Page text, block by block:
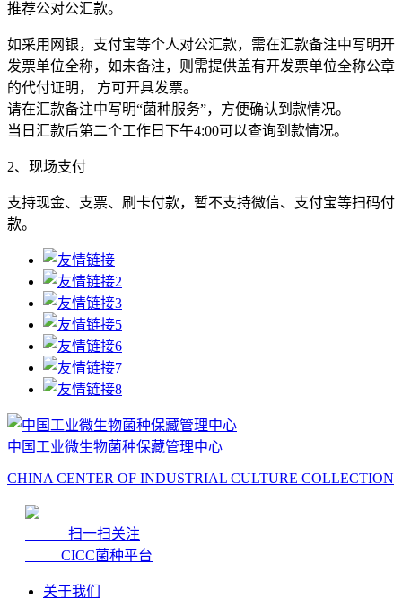
推荐公对公汇款。
如采用网银，支付宝等个人对公汇款，需在汇款备注中写明开
发票单位全称，如未备注，则需提供盖有开发票单位全称公章
的代付证明， 方可开具发票。
请在汇款备注中写明“菌种服务”，方便确认到款情况。
当日汇款后第二个工作日下午4:00可以查询到款情况。
2、现场支付
支持现金、支票、刷卡付款，暂不支持微信、支付宝等扫码付
款。
中国工业微生物菌种保藏管理中心
CHINA CENTER OF INDUSTRIAL CULTURE COLLECTION
扫一扫关注
CICC菌种平台
关于我们